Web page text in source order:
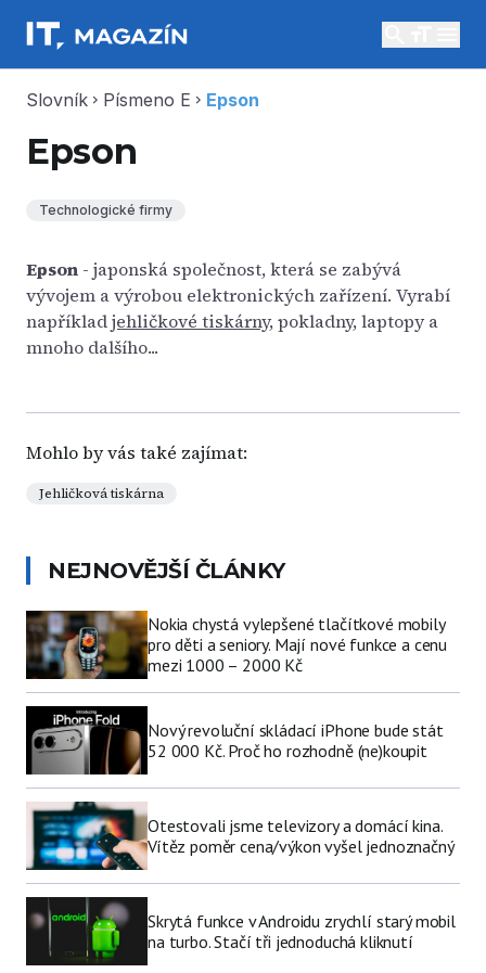
Slovník chevron_right Písmeno E chevron_right Epson
Epson
Technologické firmy
Epson - japonská společnost, která se zabývá
vývojem a výrobou elektronických zařízení. Vyrabí
napříkladjehličkové tiskárny, pokladny, laptopy a
mnoho dalšího...
Mohlo by vás také zajímat:
Jehličková tiskárna
NEJNOVĚJŠÍ ČLÁNKY
Nokia chystá vylepšené tlačítkové mobily
pro děti a seniory. Mají nové funkce a cenu
mezi 1000 – 2000 Kč
Nový revoluční skládací iPhone bude stát
52 000 Kč. Proč ho rozhodně (ne)koupit
Otestovali jsme televizory a domácí kina.
Vítěz poměr cena/výkon vyšel jednoznačný
Skrytá funkce v Androidu zrychlí starý mobil
na turbo. Stačí tři jednoduchá kliknutí